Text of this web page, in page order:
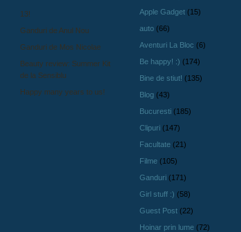
13!
Ganduri de Anul Nou
Ganduri de Mos Nicolae
Beauty review: Summer Kit
de la Sensiblu
Happy many years to us!
Apple Gadget (15)
auto (66)
Aventuri La Bloc (6)
Be happy! :) (174)
Bine de stiut! (135)
Blog (43)
Bucuresti (185)
Clipuri (147)
Facultate (21)
Filme (105)
Ganduri (171)
Girl stuff :) (58)
Guest Post (22)
Hoinar prin lume (72)